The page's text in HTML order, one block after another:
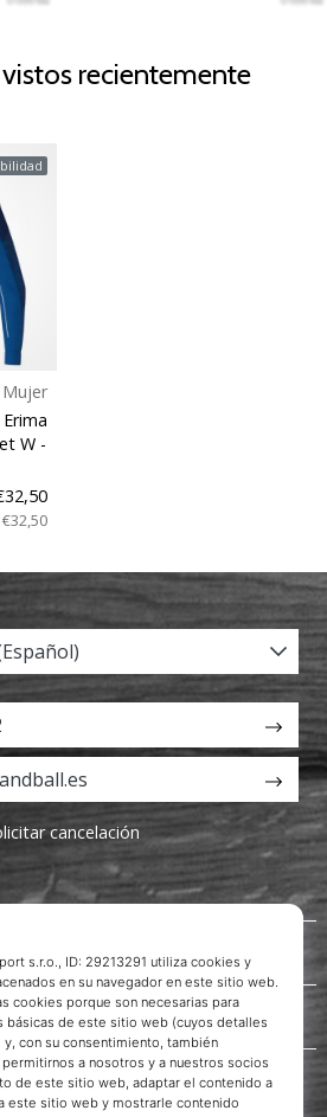
recientemente
Mujer
W -
€32,50
cancelación